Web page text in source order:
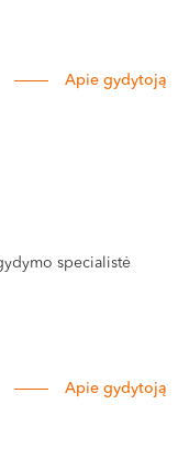
Apie gydytoją
specialistė
Apie gydytoją